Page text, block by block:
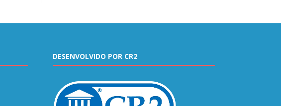
DESENVOLVIDO POR CR2